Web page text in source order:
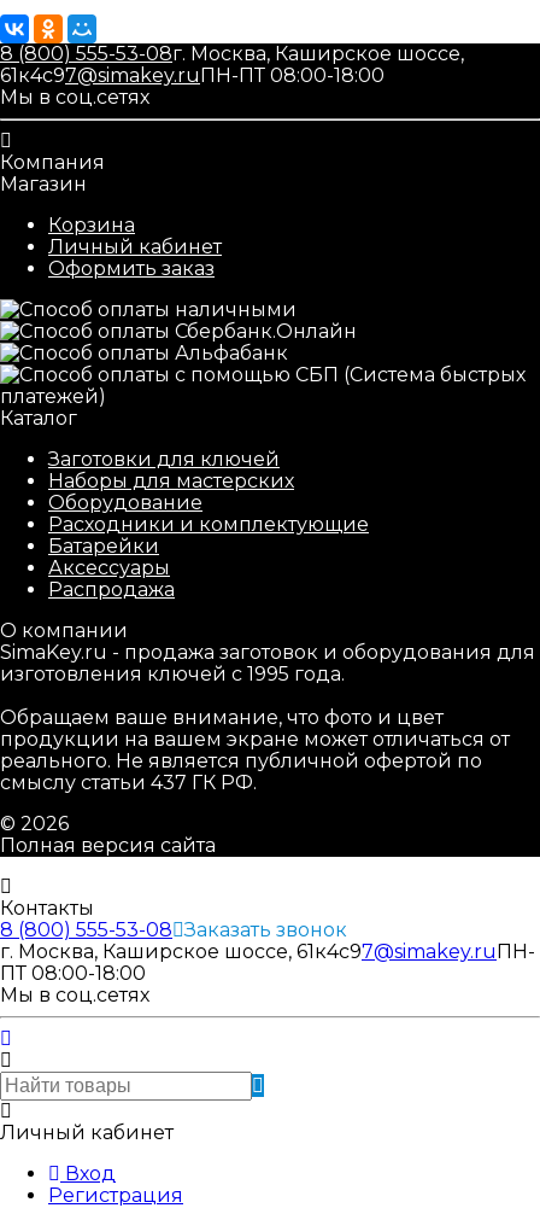
8 (800) 555-53-08г. Москва, Каширское шоссе,
61к4с97@simakey.ruПН-ПТ 08:00-18:00
Мы в соц.сетях
Компания
Магазин
Корзина
Личный кабинет
Оформить заказ
Каталог
Заготовки для ключей
Наборы для мастерских
Оборудование
Расходники и комплектующие
Батарейки
Аксессуары
Распродажа
О компании
SimaKey.ru - продажа заготовок и оборудования для
изготовления ключей с 1995 года.
Обращаем ваше внимание, что фото и цвет
продукции на вашем экране может отличаться от
реального. Не является публичной офертой по
смыслу статьи 437 ГК РФ.
© 2026
Полная версия сайта
Контакты
8 (800) 555-53-08 Заказать звонок
г. Москва, Каширское шоссе, 61к4с97@simakey.ruПН-
ПТ 08:00-18:00
Мы в соц.сетях
Личный кабинет
Вход
Регистрация